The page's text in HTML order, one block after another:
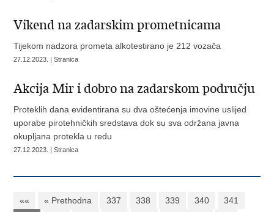
Vikend na zadarskim prometnicama
Tijekom nadzora prometa alkotestirano je 212 vozača
27.12.2023. | Stranica
Akcija Mir i dobro na zadarskom području
Proteklih dana evidentirana su dva oštećenja imovine uslijed
uporabe pirotehničkih sredstava dok su sva održana javna
okupljana protekla u redu
27.12.2023. | Stranica
«« « Prethodna 337 338 339 340
341